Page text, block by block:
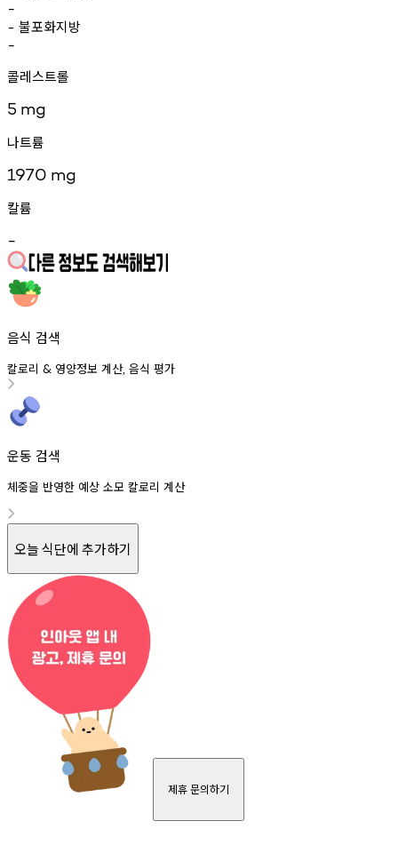
-
- 불포화지방
-
콜레스트롤
5 mg
나트륨
1970 mg
칼륨
-
음식 검색
칼로리 & 영양정보 계산, 음식 평가
운동 검색
체중을 반영한 예상 소모 칼로리 계산
오늘 식단에 추가하기
제휴 문의하기